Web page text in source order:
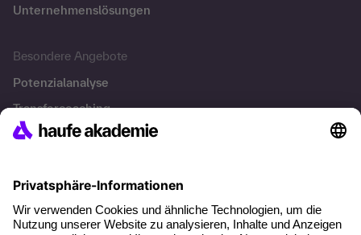
Unternehmenslösungen
Besondere Angebote
Potenzialanalyse
Transfercoaching
Coaching
Kontakt & Support
Kontakt
FAQ